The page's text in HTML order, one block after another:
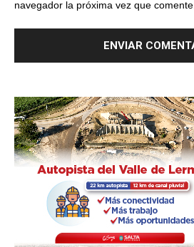
navegador la próxima vez que comente.